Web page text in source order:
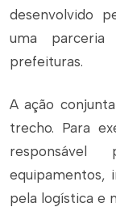
desenvolvido
uma
prefeituras.
A ação
trecho. Para
responsável
equipamentos,
pela logística e